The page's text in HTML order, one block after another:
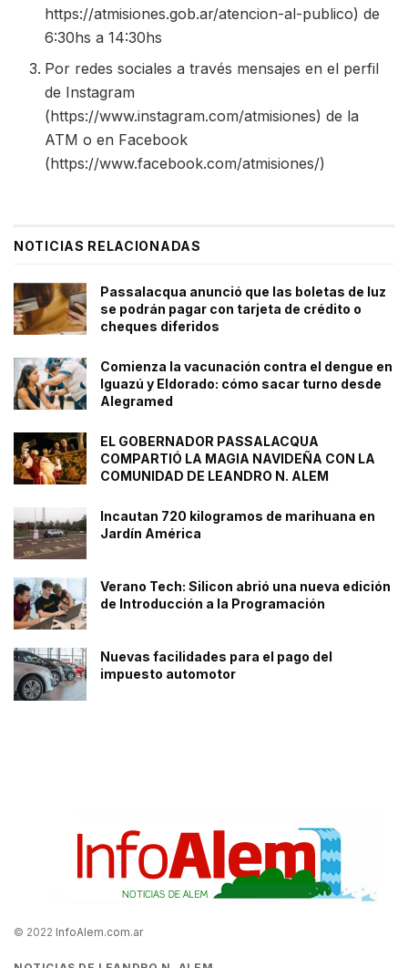
https://atmisiones.gob.ar/atencion-al-publico) de
6:30hs a 14:30hs
Por redes sociales a través mensajes en el perfil
de Instagram
(https://www.instagram.com/atmisiones) de la
ATM o en Facebook
(https://www.facebook.com/atmisiones/)
NOTICIAS RELACIONADAS
Passalacqua anunció que las boletas de luz
se podrán pagar con tarjeta de crédito o
cheques diferidos
Comienza la vacunación contra el dengue en
Iguazú y Eldorado: cómo sacar turno desde
Alegramed
EL GOBERNADOR PASSALACQUA
COMPARTIÓ LA MAGIA NAVIDEÑA CON LA
COMUNIDAD DE LEANDRO N. ALEM
Incautan 720 kilogramos de marihuana en
Jardín América
Verano Tech: Silicon abrió una nueva edición
de Introducción a la Programación
Nuevas facilidades para el pago del
impuesto automotor
© 2022 InfoAlem.com.ar